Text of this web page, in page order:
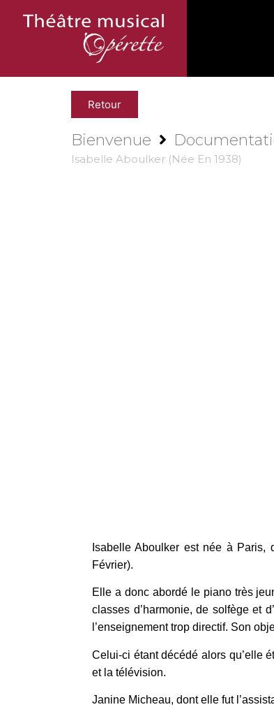
Retour
Bienvenue
Isabelle Aboulker (née En 1938)
Isabelle Aboulker est née à Paris,
Février).
Elle a donc abordé le piano très
classes d’harmonie, de solfège et
l’enseignement trop directif. Son
Celui-ci étant décédé alors qu’elle
et la télévision.
Janine Micheau, dont elle fut